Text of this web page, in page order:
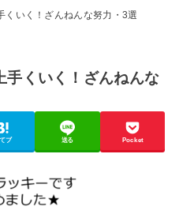
くいく！ざんねんな努力・3選
手くいく！ざんねんな
ブ 送る Pocket